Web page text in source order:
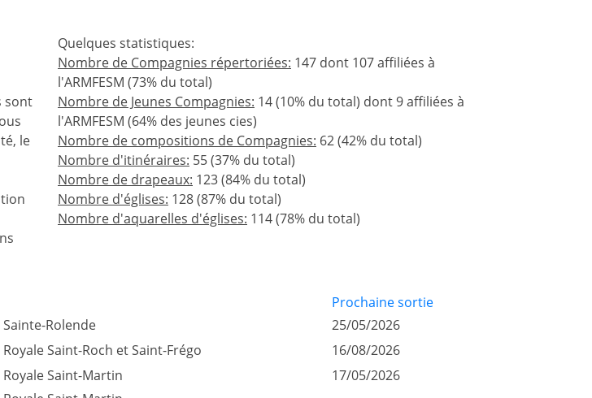
sont
le
Quelques statistiques:
Nombre de Compagnies répertoriées: 147 dont 107 affiliées à
l'ARMFESM (73% du total)
Nombre de Jeunes Compagnies: 14 (10% du total) dont 9 affiliées à
l'ARMFESM (64% des jeunes cies)
Nombre de compositions de Compagnies: 62 (42% du total)
Nombre d'itinéraires: 55 (37% du total)
Nombre de drapeaux: 123 (84% du total)
Nombre d'églises: 128 (87% du total)
Nombre d'aquarelles d'églises: 114 (78% du total)
Prochaine sortie
Rolende
25/05/2026
Saint-Roch et Saint-Frégo
16/08/2026
Saint-Martin
17/05/2026